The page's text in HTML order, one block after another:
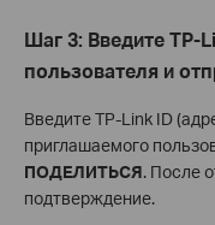
Шаг 3: Введите TP-
пользователя и
Введите TP-Link ID
приглашаемого
ПОДЕЛИТЬСЯ. После
подтверждение.